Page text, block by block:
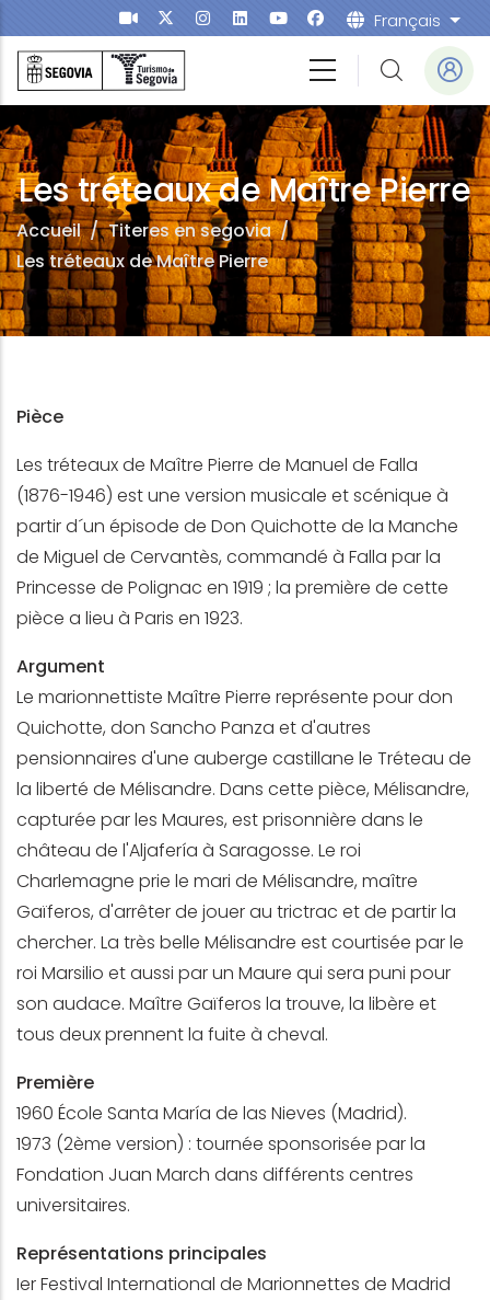
Aller au contenu principal Français
Les tréteaux de Maître Pierre
Accueil/ Titeres en segovia/
Les tréteaux de Maître Pierre
Pièce
Les tréteaux de Maître Pierre de Manuel de Falla
(1876-1946) est une version musicale et scénique à
partir d´un épisode de Don Quichotte de la Manche
de Miguel de Cervantès, commandé à Falla par la
Princesse de Polignac en 1919 ; la première de cette
pièce a lieu à Paris en 1923.
Argument
Le marionnettiste Maître Pierre représente pour don
Quichotte, don Sancho Panza et d'autres
pensionnaires d'une auberge castillane le Tréteau de
la liberté de Mélisandre. Dans cette pièce, Mélisandre,
capturée par les Maures, est prisonnière dans le
château de l'Aljafería à Saragosse. Le roi
Charlemagne prie le mari de Mélisandre, maître
Gaïferos, d'arrêter de jouer au trictrac et de partir la
chercher. La très belle Mélisandre est courtisée par le
roi Marsilio et aussi par un Maure qui sera puni pour
son audace. Maître Gaïferos la trouve, la libère et
tous deux prennent la fuite à cheval.
Première
1960 École Santa María de las Nieves (Madrid).
1973 (2ème version) : tournée sponsorisée par la
Fondation Juan March dans différents centres
universitaires.
Représentations principales
Ier Festival International de Marionnettes de Madrid